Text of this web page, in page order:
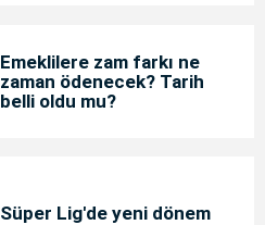
Emeklilere zam farkı ne
zaman ödenecek? Tarih
belli oldu mu?
Süper Lig'de yeni dönem